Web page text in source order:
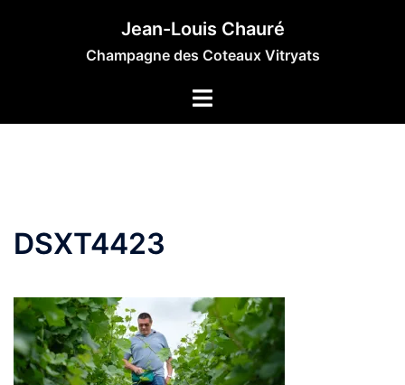
Jean-Louis Chauré
Champagne des Coteaux Vitryats
DSXT4423